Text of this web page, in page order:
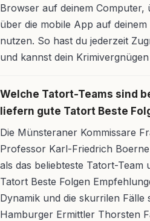
Browser auf deinem
über die mobile App auf
nutzen. So hast du jederzeit
und kannst dein
Welche Tatort-Teams sind
liefern gute Tatort Beste
Die Münsteraner Kommissare
Professor Karl-Friedrich
als das beliebteste Tatort-Team
Tatort Beste Folgen
Dynamik und die skurrilen Fälle
Hamburger Ermittler Thorsten